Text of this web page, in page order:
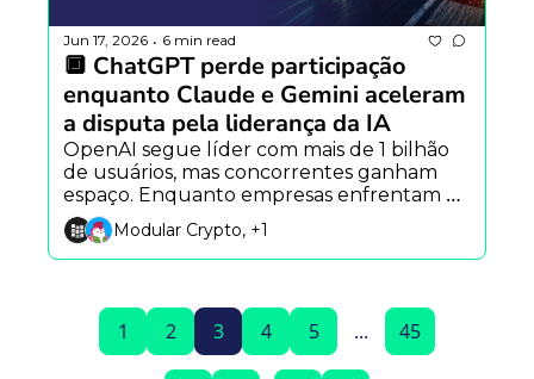
Jun 17, 2026 • 6 min read
🔲 ChatGPT perde participação
enquanto Claude e Gemini aceleram
a disputa pela liderança da IA
OpenAI segue líder com mais de 1 bilhão
de usuários, mas concorrentes ganham
espaço. Enquanto empresas enfrentam
uma crise de custos com IA e a Alibaba
acelera sua aposta na economia dos robôs.
Modular Crypto, +1
1 2 3 4 5 ... 45